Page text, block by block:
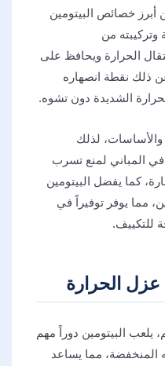
أبرز خصائص البيتومين
وتركيبته من
الحرارة ويحافظ على
ذلك نقطة انصهاره
الشديدة دون تشوه.
والأساسات، لذلك
المباني لمنع تسرب
كما يفضل البيتومين
مما يوفر توفيراً في
للتكييف.
عزل الحرارة
يلعب البيتومين دوراً مهم
مما يساعد